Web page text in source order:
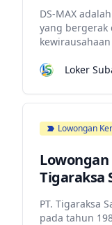
DS-MAX
yang bergerak
Loker
Lowongan
Tigaraksa
PT. Tigaraksa
pada tahun